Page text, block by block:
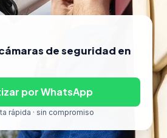
de seguridad en
por WhatsApp
rápida · sin compromiso